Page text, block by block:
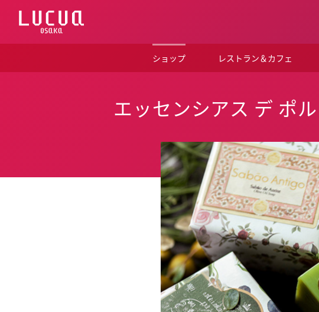
ス
ショップ レストラン＆カフェ
エッセンシアス デ ポ